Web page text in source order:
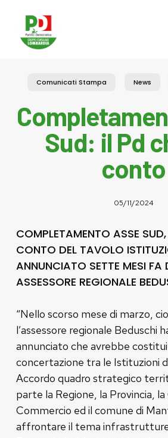
content
Comunicati Stampa News
Sud: il Pd
conto
05/11/2024
COMPLETAMENTO ASSE
CONTO DEL TAVOLO
ANNUNCIATO SETTE MESI FA
ASSESSORE REGIONALE
“Nello scorso mese di marzo,
l’assessore regionale Beduschi
annunciato che avrebbe
concertazione tra le Istituzioni
Accordo quadro strategico
parte la Regione, la Provincia,
Commercio ed il comune di
affrontare il tema